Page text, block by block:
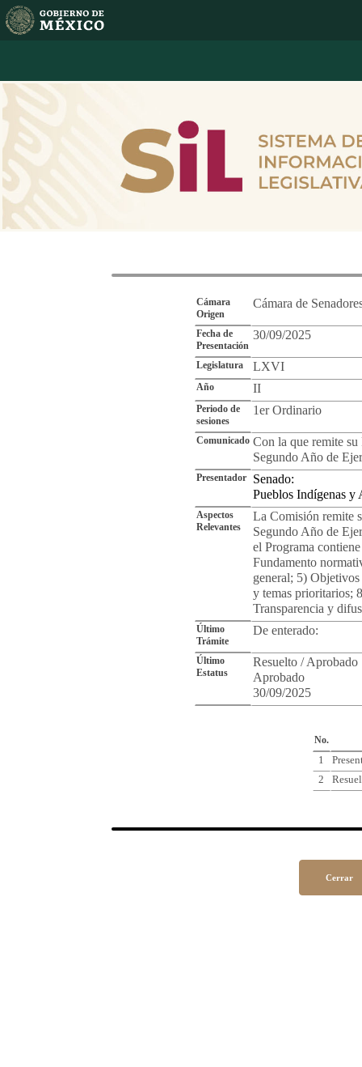
Cámara
Origen
Cámara de
Fecha de
Presentación
30/09/2025
Legislatura LXVI
Año II
Periodo de
sesiones
1er Ordinario
Comunicado Con la que remite
Segundo Año de
Presentador
Senado:
Pueblos Indígenas y
Aspectos
Relevantes
La Comisión remite
Segundo Año de
el Programa
Fundamento
general; 5)
y temas prioritarios;
Transparencia y
Último
Trámite
De enterado:
Último
Estatus
Resuelto / Aprobado
Aprobado
30/09/2025
No.
1
2
Cerrar